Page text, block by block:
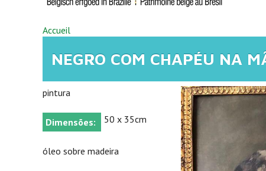
VOUS ÊTES ICI
Accueil
NEGRO COM CHAPÉU NA
pintura
Dimensões: 50 x 35cm
óleo sobre madeira